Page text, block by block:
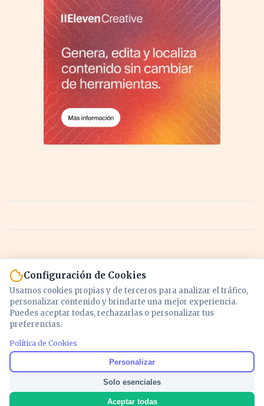
Noticias y análisis de economía, mercados,
inversión y política. Información actualizada
para entender lo que mueve tu dinero y tu
país.
Configuración de Cookies
Usamos cookies propias y de terceros para analizar el tráfico,
personalizar contenido y brindarte una mejor experiencia.
Puedes aceptar todas, rechazarlas o personalizar tus
preferencias.
Política de Cookies
Personalizar
Solo esenciales
Aceptar todas